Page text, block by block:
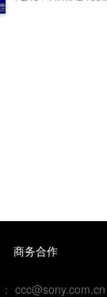
商务合作
ccc@sony.com.cn